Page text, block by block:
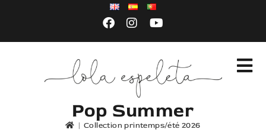
Pop Summer
| Collection printemps/été 2026